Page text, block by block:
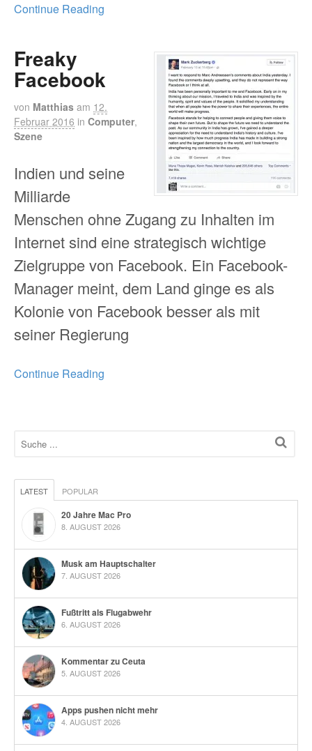
Continue Reading
Freaky
Facebook
von Matthias am 12.
Februar 2016 in Computer,
Szene
Indien und seine
Milliarde
Menschen ohne Zugang zu Inhalten im
Internet sind eine strategisch wichtige
Zielgruppe von Facebook. Ein Facebook-
Manager meint, dem Land ginge es als
Kolonie von Facebook besser als mit
seiner Regierung
Continue Reading
LATEST POPULAR
20 Jahre Mac Pro
8. AUGUST 2026
Musk am Hauptschalter
7. AUGUST 2026
Fußtritt als Flugabwehr
6. AUGUST 2026
Kommentar zu Ceuta
5. AUGUST 2026
Apps pushen nicht mehr
4. AUGUST 2026